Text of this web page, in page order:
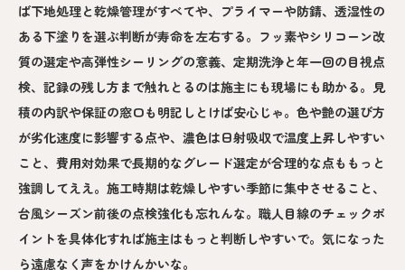
ば下地処理と乾燥管理がすべてや、プライマーや防錆、透湿性の
ある下塗りを選ぶ判断が寿命を左右する。フッ素やシリコーン改
質の選定や高弾性シーリングの意義、定期洗浄と年一回の目視点
検、記録の残し方まで触れとるのは施主にも現場にも助かる。見
積の内訳や保証の窓口も明記しとけば安心じゃ。色や艶の選び方
が劣化速度に影響する点や、濃色は日射吸収で温度上昇しやすい
こと、費用対効果で長期的なグレード選定が合理的な点ももっと
強調してええ。施工時期は乾燥しやすい季節に集中させること、
台風シーズン前後の点検強化も忘れんな。職人目線のチェックポ
イントを具体化すれば施主はもっと判断しやすいで。気になった
ら遠慮なく声をかけんかいな。